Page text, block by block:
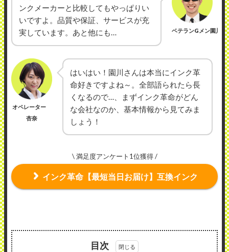
ンクメーカーと比較してもやっぱりい
いですよ。品質や保証、サービスが充
実しています。あと他にも…
ベテランGメン園川
オペレーター
杏奈
はいはい！園川さんは本当にインク革
命好きですよね～。全部語られたら長
くなるので…、まずインク革命がどん
な会社なのか、基本情報から見てみま
しょう！
\ 満足度アンケート1位獲得 /
インク革命【最短当日お届け】互換インク
目次